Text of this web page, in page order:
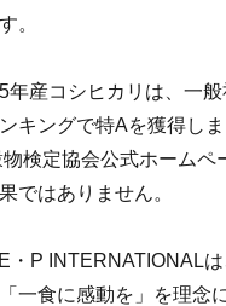
。
年産コシヒカリは、一
キングで特Aを獲得し
検定協会公式ホームペ
ではありません。
P INTERNATIONAL
一食に感動を」を理念